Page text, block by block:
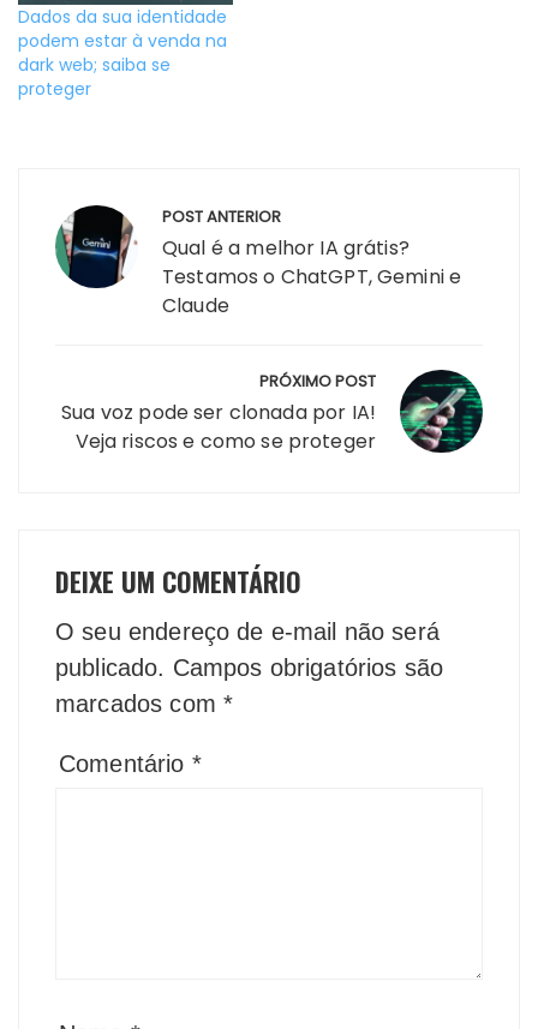
Dados da sua identidade
podem estar à venda na
dark web; saiba se
proteger
de
Post
POST ANTERIOR
Qual é a melhor IA grátis?
Testamos o ChatGPT, Gemini e
Claude
PRÓXIMO POST
Sua voz pode ser clonada por IA!
Veja riscos e como se proteger
DEIXE UM COMENTÁRIO
O seu endereço de e-mail não será
publicado. Campos obrigatórios são
marcados com *
Comentário *